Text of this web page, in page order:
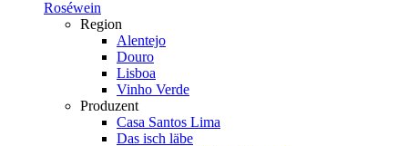
Roséwein
Region
Alentejo
Douro
Lisboa
Vinho Verde
Produzent
Casa Santos Lima
Das isch läbe